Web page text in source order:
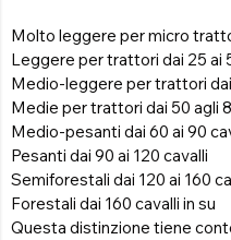
Molto leggere per micro
Leggere per trattori dai 25 ai
Medio-leggere per trattori
Medie per trattori dai 50 agli
Medio-pesanti dai 60 ai 90
Pesanti dai 90 ai 120 cavalli
Semiforestali dai 120 ai 160
Forestali dai 160 cavalli in su
Questa distinzione tiene